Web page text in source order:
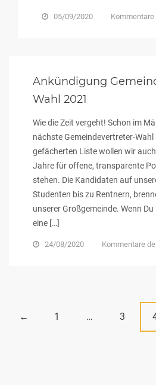
05/09/2020
Ankündigung
Wahl 2021
Wie die Zeit vergeht! Schon im
nächste Gemeindevertreter-
gefächerten Liste wollen wir
Jahre für offene, transparente
stehen. Die Kandidaten auf
Studenten bis zu Rentnern,
unserer Großgemeinde. Wenn
eine […]
24/08/2020 Kommentare
Posts
navigation
← 1 … 3